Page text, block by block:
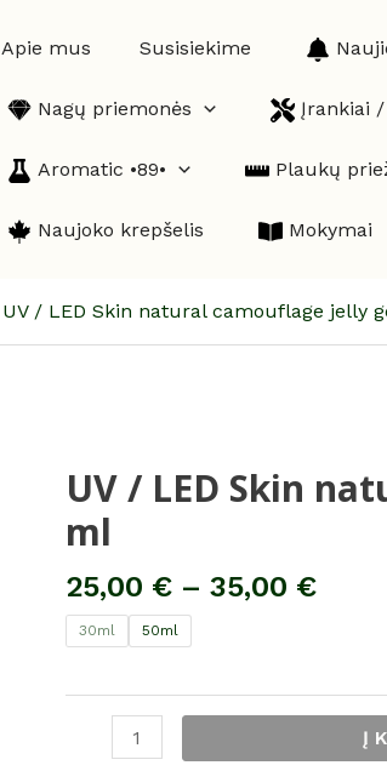
Apie mus Susisiekime
Nagų priemonės Įrankiai
Aromatic •89• Plaukų
Naujoko krepšelis Mokymai
UV / LED Skin natural camouflage jelly
UV / LED Skin
ml
25,00 €– 35,00 €
30ml 50ml
produkto
UV
/
LED
Skin
camouflage
Į